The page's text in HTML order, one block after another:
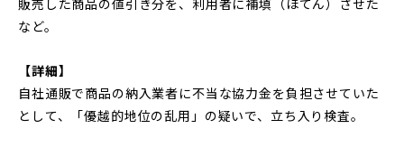
など。
【詳細】
自社通販で商品の納入業者に不当な協力金を負担させていた
として、「優越的地位の乱用」の疑いで、立ち入り検査。